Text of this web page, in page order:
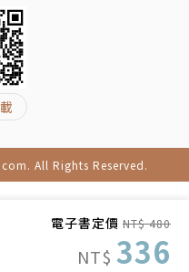
電子書定價 NT$ 480
NT$ 336
」：照顧寶寶要留意的
百科全書」、「天才保
力於讓父母家庭照顧者
的ＣＥＯ
後的神祕捲軸
All Rights Reserved.